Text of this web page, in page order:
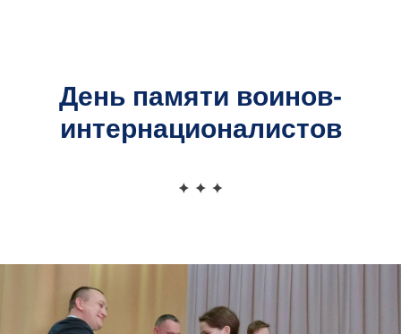
День памяти воинов-
интернационалистов